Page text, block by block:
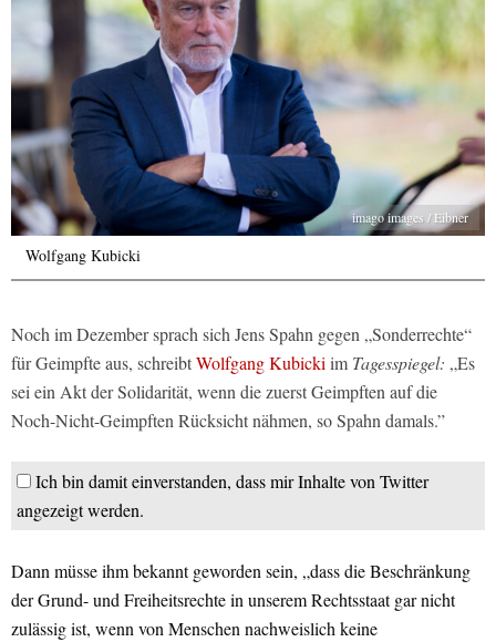
imago images / Eibner
Wolfgang Kubicki
Noch im Dezember sprach sich Jens Spahn gegen „Sonderrechte“
für Geimpfte aus, schreibtWolfgang Kubickiim Tagesspiegel: „Es
sei ein Akt der Solidarität, wenn die zuerst Geimpften auf die
Noch-Nicht-Geimpften Rücksicht nähmen, so Spahn damals.”
Ich bin damit einverstanden, dass mir Inhalte von Twitter
angezeigt werden.
Dann müsse ihm bekannt geworden sein, „dass die Beschränkung
der Grund- und Freiheitsrechte in unserem Rechtsstaat gar nicht
zulässig ist, wenn von Menschen nachweislich keine